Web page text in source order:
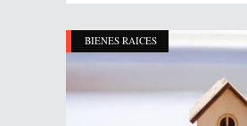
BIENES RAICES